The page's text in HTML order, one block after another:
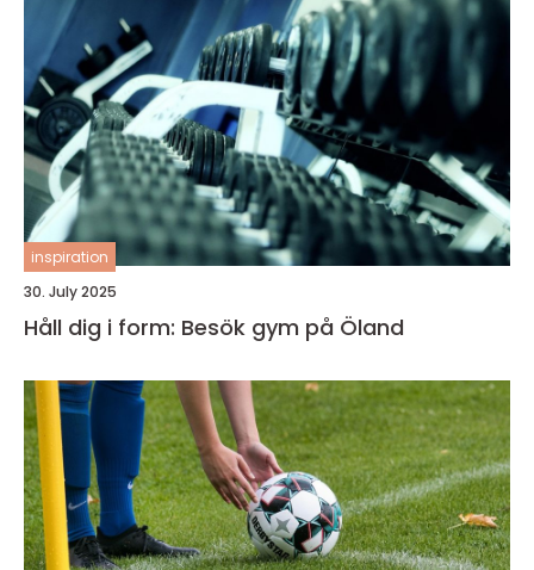
inspiration
30. July 2025
Håll dig i form: Besök gym på Öland